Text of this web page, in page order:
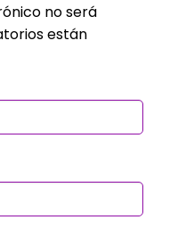
no será
están